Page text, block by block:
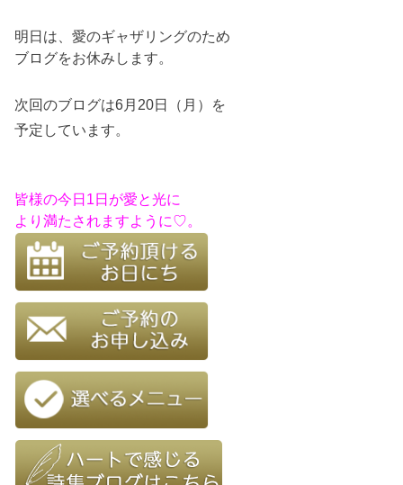
明日は、愛のギャザリングのため
ブログをお休みします。
次回のブログは6月20日（月）を
予定しています。
皆様の今日1日が愛と光に
より満たされますように♡。